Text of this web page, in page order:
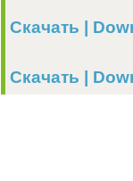
Скачать |
Скачать |